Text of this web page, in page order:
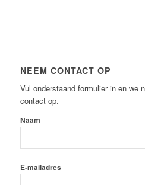
NEEM CONTACT OP
Vul onderstaand formulier in en we
contact op.
Naam
E-mailadres